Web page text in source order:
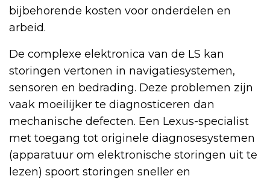
bijbehorende kosten voor onderdelen en
arbeid.
De complexe elektronica van de LS kan
storingen vertonen in navigatiesystemen,
sensoren en bedrading. Deze problemen zijn
vaak moeilijker te diagnosticeren dan
mechanische defecten. Een Lexus-specialist
met toegang tot originele diagnosesystemen
(apparatuur om elektronische storingen uit te
lezen) spoort storingen sneller en